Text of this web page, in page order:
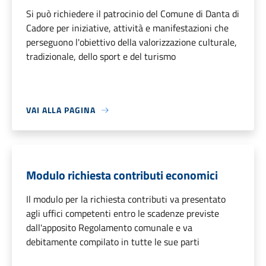
Si può richiedere il patrocinio del Comune di Danta di
Cadore per iniziative, attività e manifestazioni che
perseguono l'obiettivo della valorizzazione culturale,
tradizionale, dello sport e del turismo
VAI ALLA PAGINA
Modulo richiesta contributi economici
Il modulo per la richiesta contributi va presentato
agli uffici competenti entro le scadenze previste
dall'apposito Regolamento comunale e va
debitamente compilato in tutte le sue parti